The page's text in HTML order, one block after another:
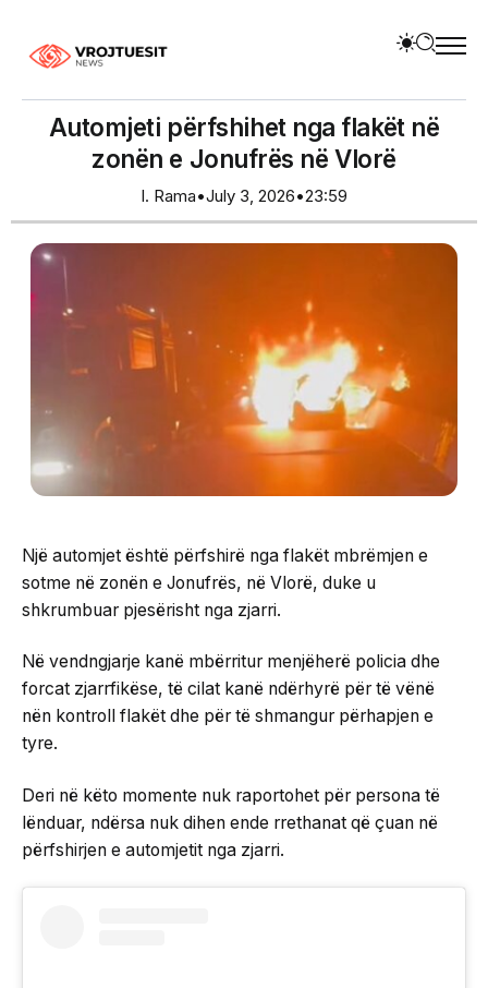
Automjeti përfshihet nga flakët në
zonën e Jonufrës në Vlorë
I. Rama•July 3, 2026•23:59
Një automjet është përfshirë nga flakët mbrëmjen e
sotme në zonën e Jonufrës, në Vlorë, duke u
shkrumbuar pjesërisht nga zjarri.
Në vendngjarje kanë mbërritur menjëherë policia dhe
forcat zjarrfikëse, të cilat kanë ndërhyrë për të vënë
nën kontroll flakët dhe për të shmangur përhapjen e
tyre.
Deri në këto momente nuk raportohet për persona të
lënduar, ndërsa nuk dihen ende rrethanat që çuan në
përfshirjen e automjetit nga zjarri.